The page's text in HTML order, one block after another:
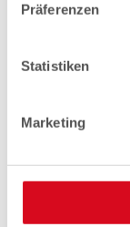
Präferenzen
Statistiken
Marketing